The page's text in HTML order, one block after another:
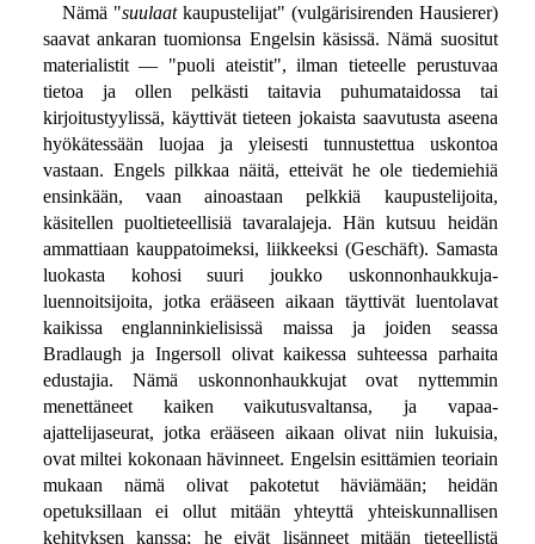
Nämä "suulaatkaupustelijat" (vulgärisirenden Hausierer)
saavat ankaran tuomionsa Engelsin käsissä. Nämä suositut
materialistit — "puoli ateistit", ilman tieteelle perustuvaa
tietoa ja ollen pelkästi taitavia puhumataidossa tai
kirjoitustyylissä, käyttivät tieteen jokaista saavutusta aseena
hyökätessään luojaa ja yleisesti tunnustettua uskontoa
vastaan. Engels pilkkaa näitä, etteivät he ole tiedemiehiä
ensinkään, vaan ainoastaan pelkkiä kaupustelijoita,
käsitellen puoltieteellisiä tavaralajeja. Hän kutsuu heidän
ammattiaan kauppatoimeksi, liikkeeksi (Geschäft). Samasta
luokasta kohosi suuri joukko uskonnonhaukkuja-
luennoitsijoita, jotka erääseen aikaan täyttivät luentolavat
kaikissa englanninkielisissä maissa ja joiden seassa
Bradlaugh ja Ingersoll olivat kaikessa suhteessa parhaita
edustajia. Nämä uskonnonhaukkujat ovat nyttemmin
menettäneet kaiken vaikutusvaltansa, ja vapaa-
ajattelijaseurat, jotka erääseen aikaan olivat niin lukuisia,
ovat miltei kokonaan hävinneet. Engelsin esittämien teoriain
mukaan nämä olivat pakotetut häviämään; heidän
opetuksillaan ei ollut mitään yhteyttä yhteiskunnallisen
kehityksen kanssa; he eivät lisänneet mitään tieteellistä